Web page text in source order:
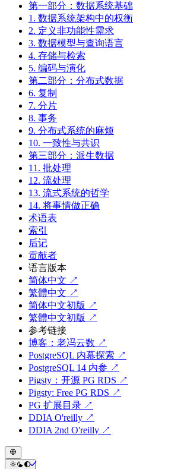
第一部分：数据系统基础
1. 数据系统架构中的权衡
2. 定义非功能性需求
3. 数据模型与查询语言
4. 存储与检索
5. 编码与演化
第二部分：分布式数据
6. 复制
7. 分片
8. 事务
9. 分布式系统的麻烦
10. 一致性与共识
第三部分：派生数据
11. 批处理
12. 流处理
13. 流式系统的哲学
14. 将事情做正确
术语表
索引
后记
贡献者
语言版本
简体中文 ↗
繁體中文 ↗
简体中文初版 ↗
繁體中文初版 ↗
参考链接
博客：老冯云数 ↗
PostgreSQL 内幕探索 ↗
PostgreSQL 14 内参 ↗
Pigsty：开源 PG RDS ↗
Pigsty: Free PG RDS ↗
PG 扩展目录 ↗
DDIA O'reilly ↗
DDIA 2nd O'reilly ↗